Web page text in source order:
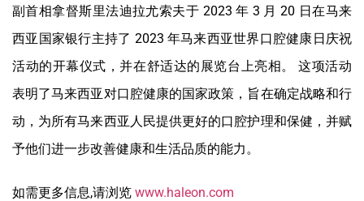
副首相拿督斯里法迪拉尤索夫于 2023 年 3 月 20 日在马来
西亚国家银行主持了 2023 年马来西亚世界口腔健康日庆祝
活动的开幕仪式，并在舒适达的展览台上亮相。 这项活动
表明了马来西亚对口腔健康的国家政策，旨在确定战略和行
动，为所有马来西亚人民提供更好的口腔护理和保健，并赋
予他们进一步改善健康和生活品质的能力。
如需更多信息,请浏览 www.haleon.com